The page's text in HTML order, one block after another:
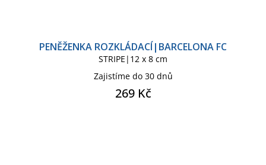
PENĚŽENKA ROZKLÁDACÍ|BARCELONA FC
STRIPE|12 x 8 cm
Zajistíme do 30 dnů
269 Kč